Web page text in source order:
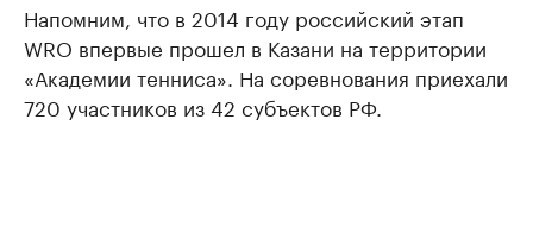
Напомним, что в 2014 году российский этап
WRO впервые прошел в Казани на территории
«Академии тенниса». На соревнования приехали
720 участников из 42 субъектов РФ.